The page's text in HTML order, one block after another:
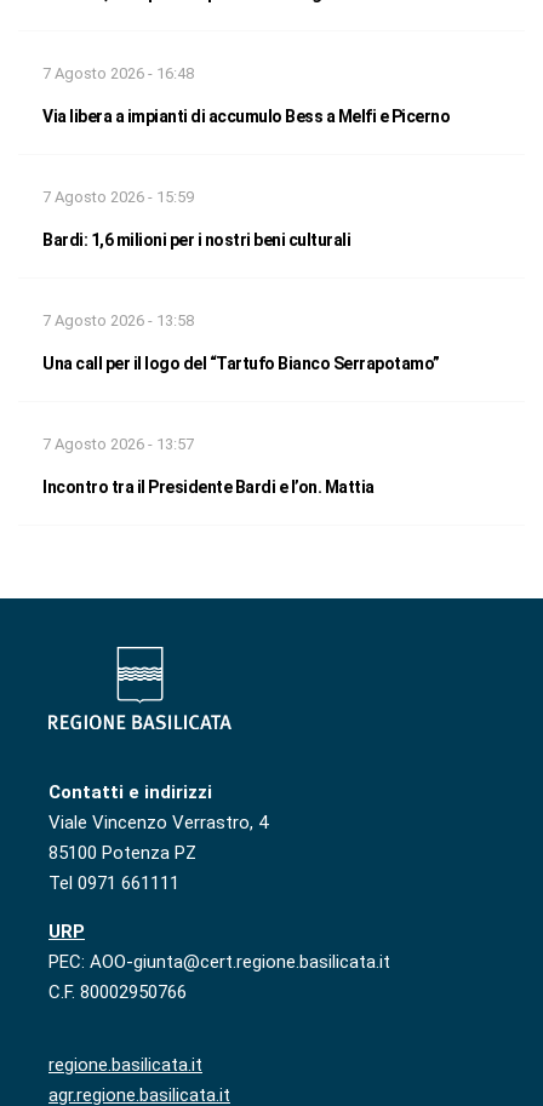
7 Agosto 2026 - 16:48
Via libera a impianti di accumulo Bess a Melfi e Picerno
7 Agosto 2026 - 15:59
Bardi: 1,6 milioni per i nostri beni culturali
7 Agosto 2026 - 13:58
Una call per il logo del “Tartufo Bianco Serrapotamo”
7 Agosto 2026 - 13:57
Incontro tra il Presidente Bardi e l’on. Mattia
Contatti e indirizzi
Viale Vincenzo Verrastro, 4
85100 Potenza PZ
Tel 0971 661111
URP
PEC: AOO-giunta@cert.regione.basilicata.it
C.F. 80002950766
regione.basilicata.it
agr.regione.basilicata.it